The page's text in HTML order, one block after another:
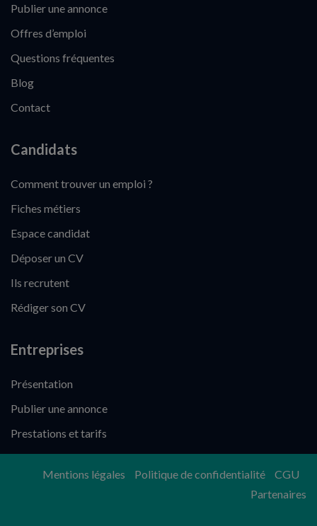
Publier une annonce
Offres d’emploi
Questions fréquentes
Blog
Contact
Candidats
Comment trouver un emploi ?
Fiches métiers
Espace candidat
Déposer un CV
Ils recrutent
Rédiger son CV
Entreprises
Présentation
Publier une annonce
Prestations et tarifs
Mentions légales Politique de confidentialité
CGU
Partenaires